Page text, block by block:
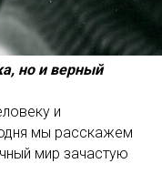
но и верный
и
мы расскажем
мир зачастую